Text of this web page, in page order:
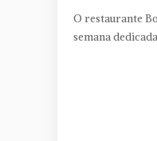
O restaurante
semana